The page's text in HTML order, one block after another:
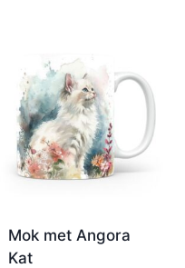
Mok met Angora
Kat